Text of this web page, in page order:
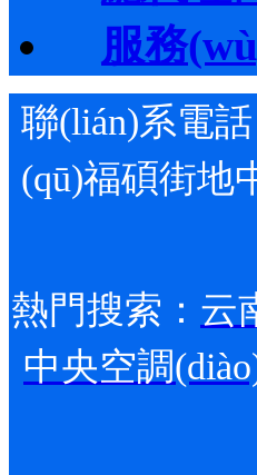
服務
聯(lián)系電
(qū)福碩街地
熱門搜索： 云
中央空調